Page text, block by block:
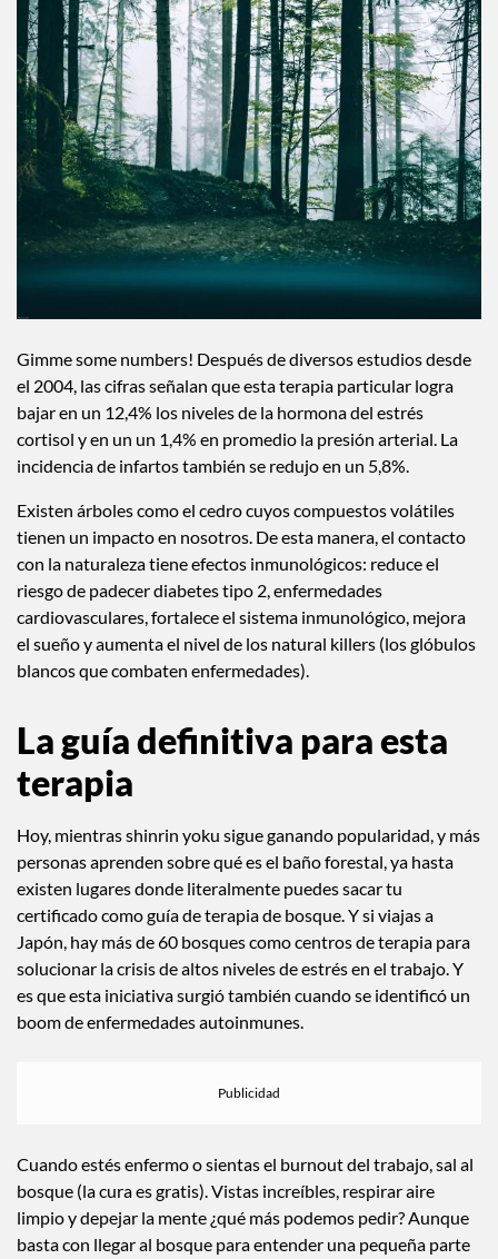
Gimme some numbers! Después de diversos estudios desde
el 2004, las cifras señalan que esta terapia particular logra
bajar en un 12,4% los niveles de la hormona del estrés
cortisol y en un un 1,4% en promedio la presión arterial. La
incidencia de infartos también se redujo en un 5,8%.
Existen árboles como el cedro cuyos compuestos volátiles
tienen un impacto en nosotros. De esta manera, el contacto
con la naturaleza tiene efectos inmunológicos: reduce el
riesgo de padecer diabetes tipo 2, enfermedades
cardiovasculares, fortalece el sistema inmunológico, mejora
el sueño y aumenta el nivel de los natural killers (los glóbulos
blancos que combaten enfermedades).
La guía definitiva para esta
terapia
Hoy, mientras shinrin yoku sigue ganando popularidad, y más
personas aprenden sobre qué es el baño forestal, ya hasta
existen lugares donde literalmente puedes sacar tu
certificado como guía de terapia de bosque. Y si viajas a
Japón, hay más de 60 bosques como centros de terapia para
solucionar la crisis de altos niveles de estrés en el trabajo. Y
es que esta iniciativa surgió también cuando se identificó un
boom de enfermedades autoinmunes.
Cuando estés enfermo o sientas el burnout del trabajo, sal al
bosque (la cura es gratis). Vistas increíbles, respirar aire
limpio y depejar la mente ¿qué más podemos pedir? Aunque
basta con llegar al bosque para entender una pequeña parte